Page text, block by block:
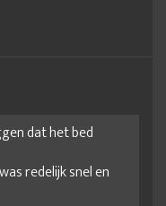
dat het bed
redelijk snel en